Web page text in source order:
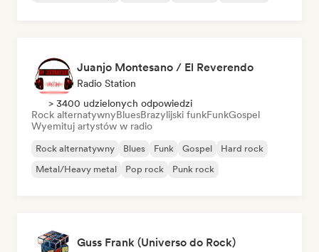
Juanjo Montesano / El Reverendo
Radio Station
> 3400 udzielonych odpowiedzi
Rock alternatywnyBluesBrazylijski funkFunkGospel
Wyemituj artystów w radio
Rock alternatywny Blues Funk Gospel
Hard rock
Metal/Heavy metal
Pop rock Punk rock
Guss Frank (Universo do Rock)